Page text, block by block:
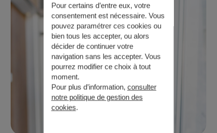
Pour certains d’entre eux, votre
consentement est nécessaire. Vous
pouvez paramétrer ces cookies ou
bien tous les accepter, ou alors
décider de continuer votre
navigation sans les accepter. Vous
pourrez modifier ce choix à tout
moment.
Pour plus d’information, consulter
notre politique de gestion des
cookies.